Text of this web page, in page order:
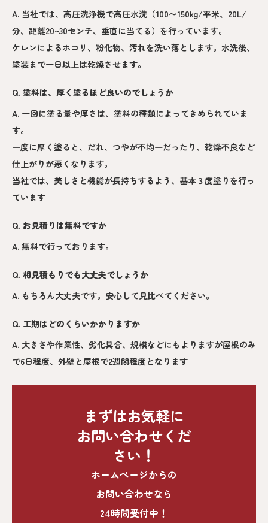
A. 当社では、高圧洗浄機で高圧水洗（100〜150kg/平米、20L/
分、距離20~30センチ、垂直に当てる）を行っています。
ケレンによるホコリ、粉化物、汚れを洗い落とします。水洗後、
塗装まで一日以上は乾燥させます。
Q. 塗料は、厚く塗るほど良いのでしょうか
A. 一回に塗る量や厚さは、塗料の種類によってきめられていま
す。
一度に厚く塗ると、だれ、つやが不均一だったり、乾燥不良など
仕上がりが悪くなります。
当社では、美しさと機能が長持ちするよう、基本３度塗りを行っ
ています
Q. お見積りは無料ですか
A. 無料で行っております。
Q. 相見積もりでも大丈夫でしょうか
A. もちろん大丈夫です。安心して見比べてください。
Q. 工期はどのくらいかかりますか
A. 大きさや作業性、劣化具合、規模などにもよりますが屋根のみ
で6日程度、外壁と屋根で2週間程度となります
まずはお気軽に
お問い合わせくだ
さい！
ホームページからの
お問い合わせなら
24時間受付中！